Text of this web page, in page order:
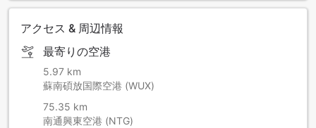
アクセス & 周辺情報
最寄りの空港
5.97 km
蘇南碩放国際空港 (WUX)
75.35 km
南通興東空港 (NTG)